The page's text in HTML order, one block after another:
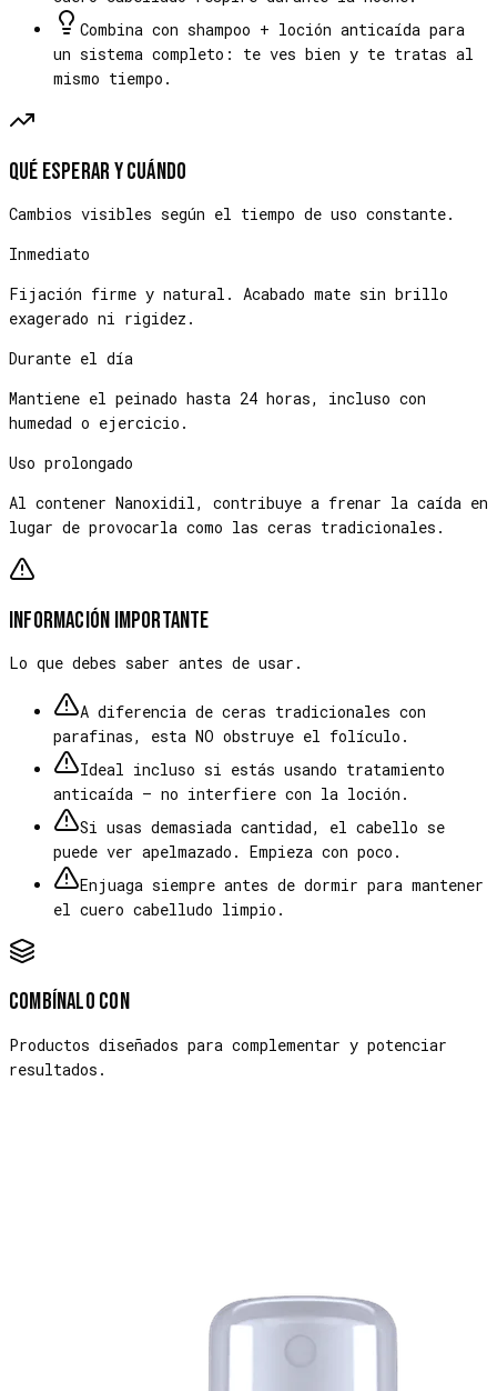
Combina con shampoo + loción anticaída para
un sistema completo: te ves bien y te tratas al
mismo tiempo.
Qué esperar y cuándo
Cambios visibles según el tiempo de uso constante.
Inmediato
Fijación firme y natural. Acabado mate sin brillo
exagerado ni rigidez.
Durante el día
Mantiene el peinado hasta 24 horas, incluso con
humedad o ejercicio.
Uso prolongado
Al contener Nanoxidil, contribuye a frenar la caída en
lugar de provocarla como las ceras tradicionales.
Información importante
Lo que debes saber antes de usar.
A diferencia de ceras tradicionales con
parafinas, esta NO obstruye el folículo.
Ideal incluso si estás usando tratamiento
anticaída — no interfiere con la loción.
Si usas demasiada cantidad, el cabello se
puede ver apelmazado. Empieza con poco.
Enjuaga siempre antes de dormir para mantener
el cuero cabelludo limpio.
Combínalo con
Productos diseñados para complementar y potenciar
resultados.